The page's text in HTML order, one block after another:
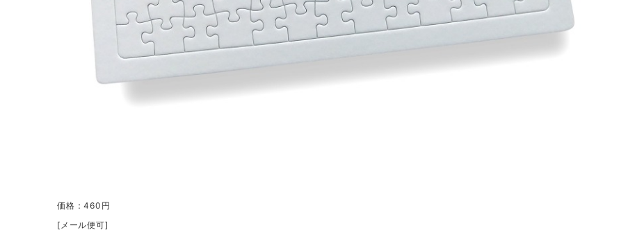
価格：460円
[メール便可]